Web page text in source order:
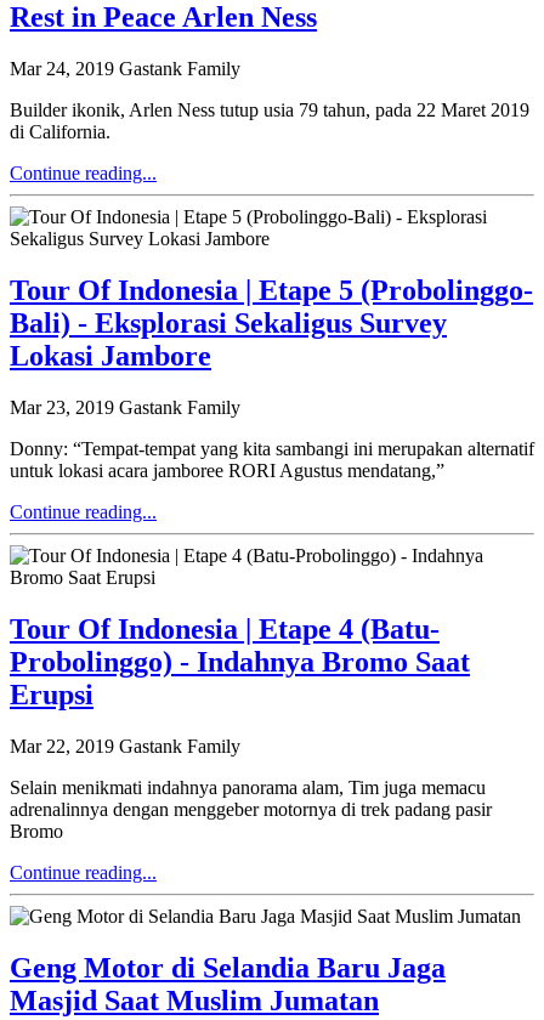
Rest in Peace Arlen Ness
Mar 24, 2019 Gastank Family
Builder ikonik, Arlen Ness tutup usia 79 tahun, pada 22 Maret 2019
di California.
Continue reading...
Tour Of Indonesia | Etape 5 (Probolinggo-
Bali) - Eksplorasi Sekaligus Survey
Lokasi Jambore
Mar 23, 2019 Gastank Family
Donny: “Tempat-tempat yang kita sambangi ini merupakan alternatif
untuk lokasi acara jamboree RORI Agustus mendatang,”
Continue reading...
Tour Of Indonesia | Etape 4 (Batu-
Probolinggo) - Indahnya Bromo Saat
Erupsi
Mar 22, 2019 Gastank Family
Selain menikmati indahnya panorama alam, Tim juga memacu
adrenalinnya dengan menggeber motornya di trek padang pasir
Bromo
Continue reading...
Geng Motor di Selandia Baru Jaga
Masjid Saat Muslim Jumatan